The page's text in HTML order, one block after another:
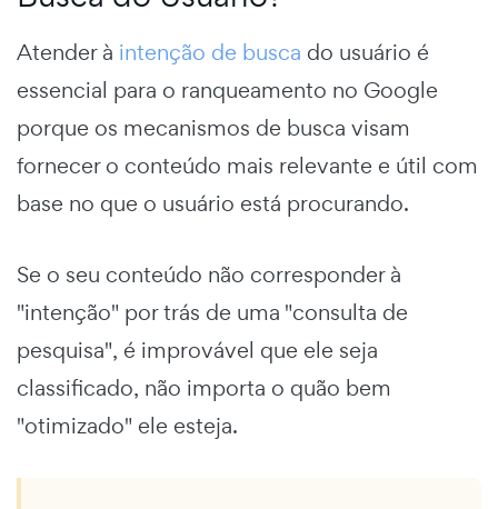
Atender à intenção de busca do usuário é
essencial para o ranqueamento no Google
porque os mecanismos de busca visam
fornecer o conteúdo mais relevante e útil com
base no que o usuário está procurando.
Se o seu conteúdo não corresponder à
"intenção" por trás de uma "consulta de
pesquisa", é improvável que ele seja
classificado, não importa o quão bem
"otimizado" ele esteja.